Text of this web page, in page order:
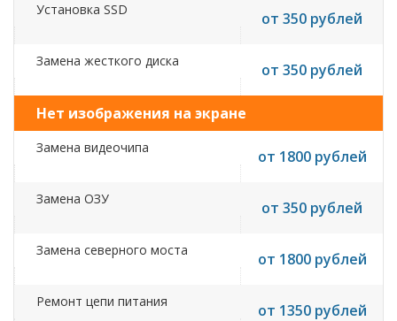
Установка SSD от 350 рублей
Замена жесткого диска от 350 рублей
Нет изображения на экране
Замена видеочипа от 1800 рублей
Замена ОЗУ от 350 рублей
Замена северного моста от 1800 рублей
Ремонт цепи питания от 1350 рублей